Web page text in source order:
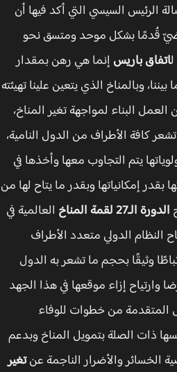
الرئيس السيسي التي أكد فيها أن
قُدمًا بشكل موحد ومتسق نحو
باريسإنما هي رهن بمقدار
وبالمناخ الذي يتعين علينا تهيئته
البناء لمواجهة تغير المناخ،
الأطراف من الدول النامية،
يتم التجاوب معها وأخذها في
إمكانياتها وبقدر ما يتاح لها من
الـ27 لقمة المناخ
العالمية في
الدولي متعدد الأطراف
وثيقًا بحجم ما تشعر به الدول
إزاء موقعها في هذا الجهد
من خطوات للوفاء
ذات الصلة بتمويل المناخ وبدعم
والأضرار الناجمة عنتغير